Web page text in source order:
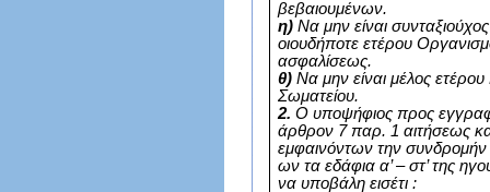
βεβαιουμένων.
η) Να μην είναι
οιουδήποτε ετέρου
ασφαλίσεως.
θ) Να μην είναι μέλος
Σωματείου.
2. Ο υποψήφιος προς
άρθρον 7 παρ. 1 αιτήσεως
εμφαινόντων την
ων τα εδάφια α’ – στ’ της
να υποβάλη εισέτι :